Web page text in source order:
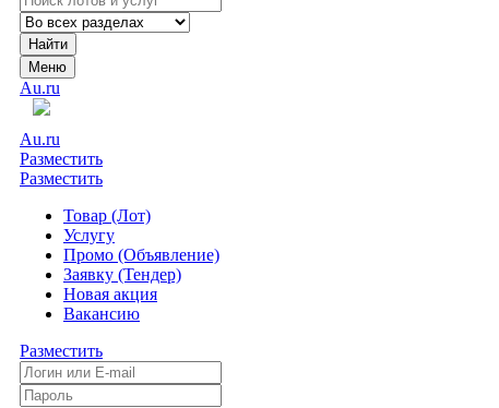
Найти
Меню
Au.ru
Au.ru
Разместить
Разместить
Товар (Лот)
Услугу
Промо (Объявление)
Заявку (Тендер)
Новая акция
Вакансию
Разместить